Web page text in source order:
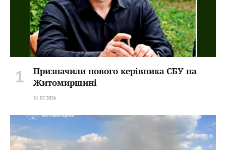
Призначили нового керівника СБУ на
Житомирщині
31.07.2026